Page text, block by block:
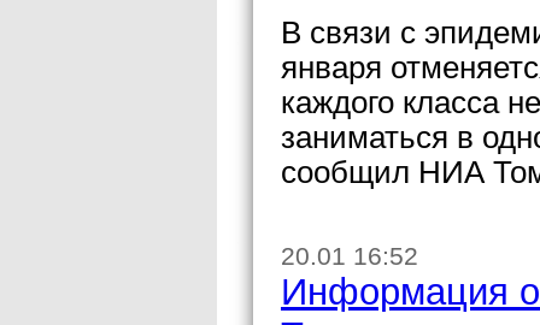
В связи с
января
каждого класса
заниматься в
сообщил НИА
20.01 16:52
Информация о